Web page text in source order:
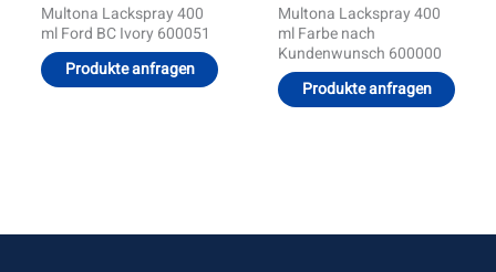
Multona Lackspray 400
ml Ford BC Ivory 600051
Produkte anfragen
Multona Lackspray 400
ml Farbe nach
Kundenwunsch 600000
Produkte anfragen